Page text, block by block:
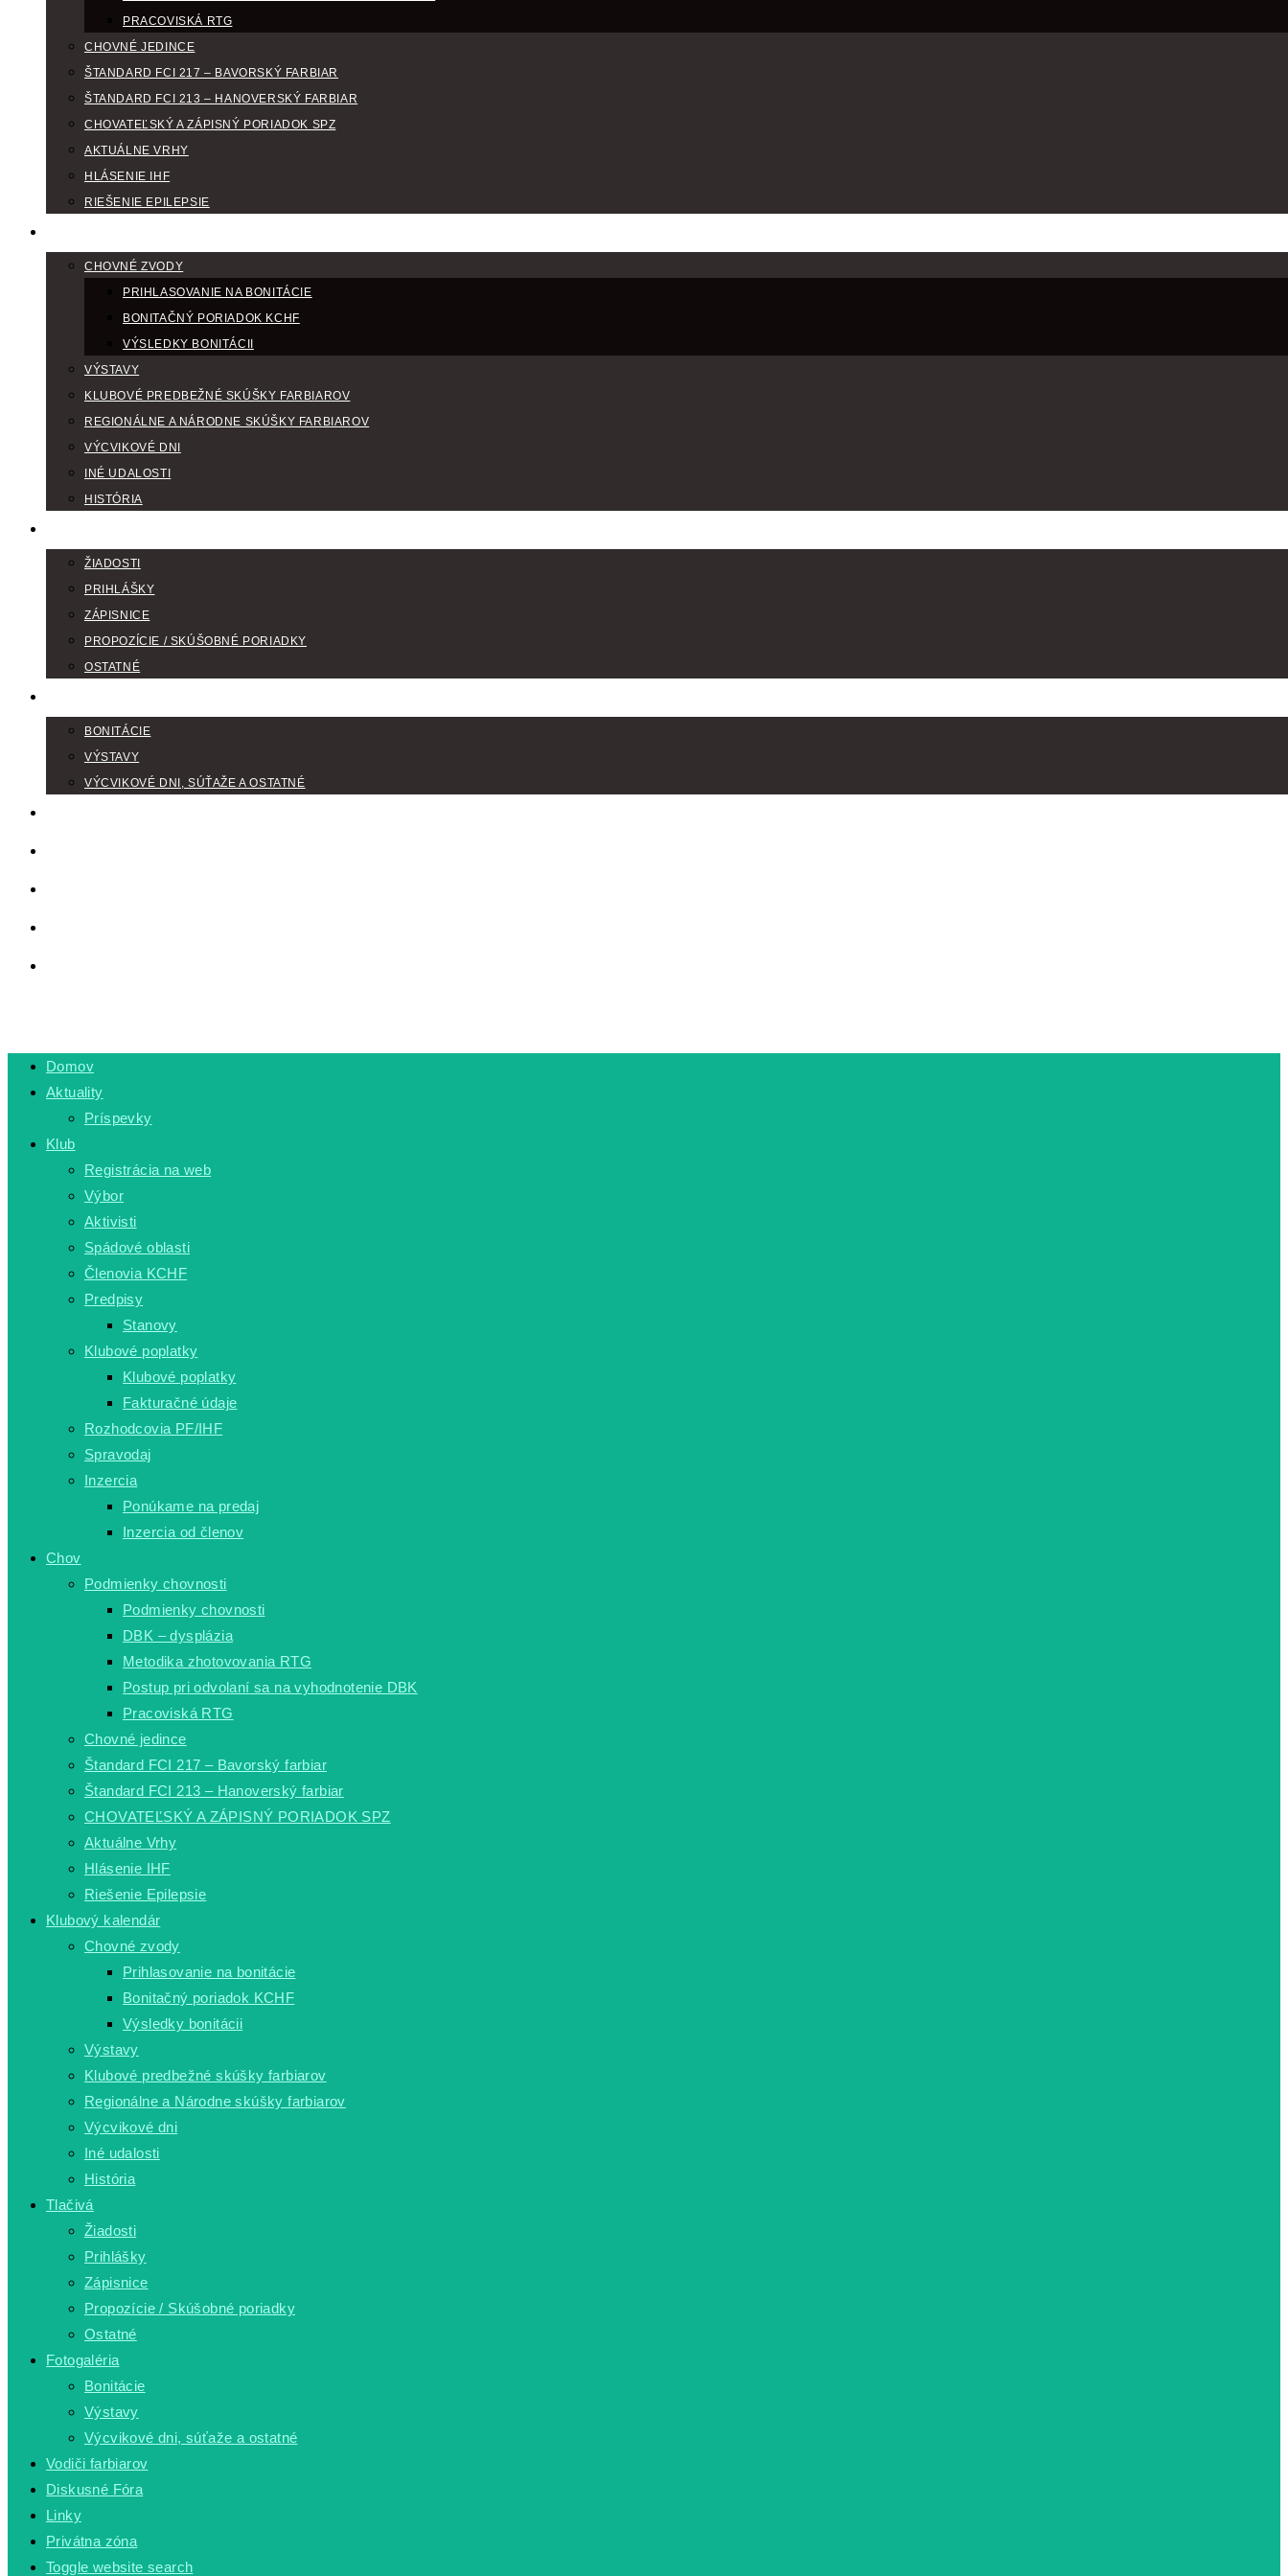
PRACOVISKÁ RTG
CHOVNÉ JEDINCE
ŠTANDARD FCI 217 – BAVORSKÝ FARBIAR
ŠTANDARD FCI 213 – HANOVERSKÝ FARBIAR
CHOVATEĽSKÝ A ZÁPISNÝ PORIADOK SPZ
AKTUÁLNE VRHY
HLÁSENIE IHF
RIEŠENIE EPILEPSIE
CHOVNÉ ZVODY
PRIHLASOVANIE NA BONITÁCIE
BONITAČNÝ PORIADOK KCHF
VÝSLEDKY BONITÁCII
VÝSTAVY
KLUBOVÉ PREDBEŽNÉ SKÚŠKY FARBIAROV
REGIONÁLNE A NÁRODNE SKÚŠKY FARBIAROV
VÝCVIKOVÉ DNI
INÉ UDALOSTI
HISTÓRIA
ŽIADOSTI
PRIHLÁŠKY
ZÁPISNICE
PROPOZÍCIE / SKÚŠOBNÉ PORIADKY
OSTATNÉ
BONITÁCIE
VÝSTAVY
VÝCVIKOVÉ DNI, SÚŤAŽE A OSTATNÉ
Domov
Aktuality
Príspevky
Klub
Registrácia na web
Výbor
Aktivisti
Spádové oblasti
Členovia KCHF
Predpisy
Stanovy
Klubové poplatky
Klubové poplatky
Fakturačné údaje
Rozhodcovia PF/IHF
Spravodaj
Inzercia
Ponúkame na predaj
Inzercia od členov
Chov
Podmienky chovnosti
Podmienky chovnosti
DBK – dysplázia
Metodika zhotovovania RTG
Postup pri odvolaní sa na vyhodnotenie DBK
Pracoviská RTG
Chovné jedince
Štandard FCI 217 – Bavorský farbiar
Štandard FCI 213 – Hanoverský farbiar
CHOVATEĽSKÝ A ZÁPISNÝ PORIADOK SPZ
Aktuálne Vrhy
Hlásenie IHF
Riešenie Epilepsie
Klubový kalendár
Chovné zvody
Prihlasovanie na bonitácie
Bonitačný poriadok KCHF
Výsledky bonitácii
Výstavy
Klubové predbežné skúšky farbiarov
Regionálne a Národne skúšky farbiarov
Výcvikové dni
Iné udalosti
História
Tlačivá
Žiadosti
Prihlášky
Zápisnice
Propozície / Skúšobné poriadky
Ostatné
Fotogaléria
Bonitácie
Výstavy
Výcvikové dni, súťaže a ostatné
Vodiči farbiarov
Diskusné Fóra
Linky
Privátna zóna
Toggle website search